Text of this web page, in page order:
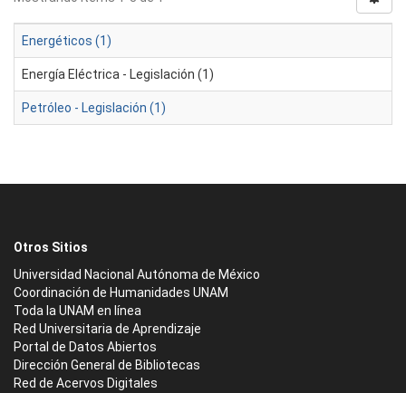
Energéticos (1)
Energía Eléctrica - Legislación (1)
Petróleo - Legislación (1)
Otros Sitios
Universidad Nacional Autónoma de México
Coordinación de Humanidades UNAM
Toda la UNAM en línea
Red Universitaria de Aprendizaje
Portal de Datos Abiertos
Dirección General de Bibliotecas
Red de Acervos Digitales